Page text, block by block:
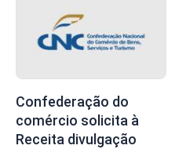
Confederação do
comércio solicita à
Receita divulgação